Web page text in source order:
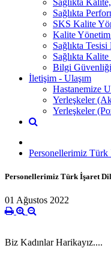
Sağlıkta
SKS Kalite
Kalite
Sağlıkta
Sağlıkta Kalite
Bilgi Güvenliği
İletişim - Ulaşım
Hastanemize
Yerleşkeler
Yerleşkeler
Personellerimiz Türk
Personellerimiz Türk İşaret
01 Ağustos 2022
Biz Kadınlar Harikayız....